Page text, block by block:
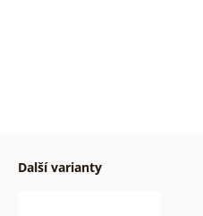
Další varianty